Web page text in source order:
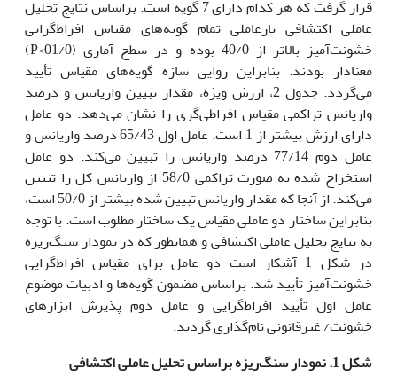
قرار گرفت که هر کدام دارای 7 گویه است. براساس نتایج تحلیل
عاملی اکتشافی بارعاملی تمام گویه‌های مقیاس افراط‌گرایی
خشونت‌آمیز بالاتر از 40/0 بوده و در سطح آماری (01/0>P)
معنادار بودند. بنابراین روایی سازه گویه‌های مقیاس تأیید
می‌گردد. جدول 2، ارزش ویژه، مقدار تبیین واریانس و درصد
واریانس تراکمی مقیاس افراطی‌گری را نشان می‌دهد. دو عامل
دارای ارزش بیشتر از 1 است. عامل اول 65/43 درصد واریانس و
عامل دوم 77/14 درصد واریانس را تبیین می‌کند. دو عامل
استخراج شده به صورت تراکمی 58/0 از واریانس کل را تبیین
می‌کند. از آنجا که مقدار واریانس تبیین شده بیشتر از 50/0 است،
بنابراین ساختار دو عاملی مقیاس یک ساختار مطلوب است. با توجه
به نتایج تحلیل عاملی اکتشافی و همانطور که در نمودار سنگ‌ریزه
در شکل 1 آشکار است دو عامل برای مقیاس افراط‌گرایی
خشونت‌آمیز تأیید شد. براساس مضمون گویه‌ها و ادبیات موضوع
عامل اول تأیید افراط‌گرایی و عامل دوم پذیرش ابزارهای
خشونت/ غیرقانونی نام‌گذاری گردید.
شکل 1. نمودار سنگ‌ریزه براساس تحلیل عاملی اکتشافی